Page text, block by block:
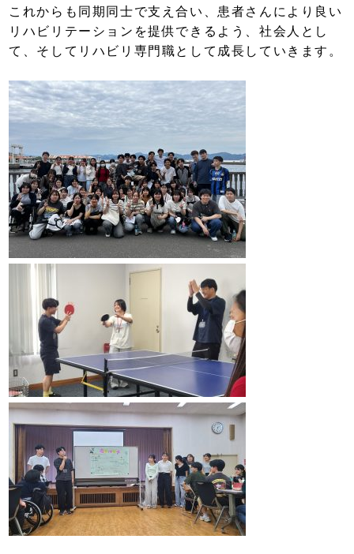
これからも同期同士で支え合い、患者さんにより良い
リハビリテーションを提供できるよう、社会人とし
て、そしてリハビリ専門職として成長していきます。